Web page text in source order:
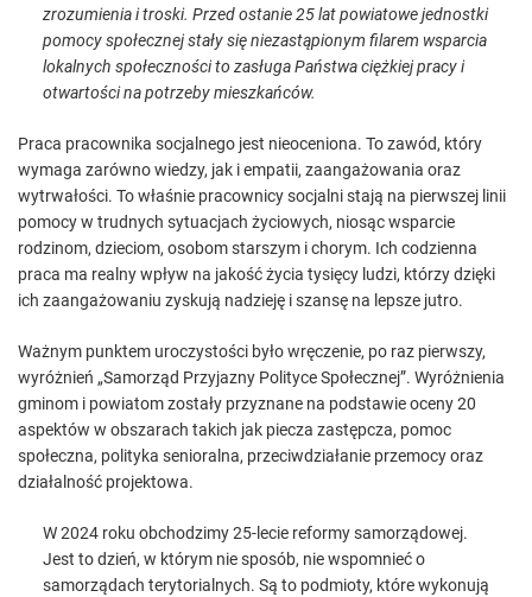
zrozumienia i troski. Przed ostanie 25 lat powiatowe jednostki
pomocy społecznej stały się niezastąpionym filarem wsparcia
lokalnych społeczności to zasługa Państwa ciężkiej pracy i
otwartości na potrzeby mieszkańców.
Praca pracownika socjalnego jest nieoceniona. To zawód, który
wymaga zarówno wiedzy, jak i empatii, zaangażowania oraz
wytrwałości. To właśnie pracownicy socjalni stają na pierwszej linii
pomocy w trudnych sytuacjach życiowych, niosąc wsparcie
rodzinom, dzieciom, osobom starszym i chorym. Ich codzienna
praca ma realny wpływ na jakość życia tysięcy ludzi, którzy dzięki
ich zaangażowaniu zyskują nadzieję i szansę na lepsze jutro.
Ważnym punktem uroczystości było wręczenie, po raz pierwszy,
wyróżnień „Samorząd Przyjazny Polityce Społecznej”. Wyróżnienia
gminom i powiatom zostały przyznane na podstawie oceny 20
aspektów w obszarach takich jak piecza zastępcza, pomoc
społeczna, polityka senioralna, przeciwdziałanie przemocy oraz
działalność projektowa.
W 2024 roku obchodzimy 25-lecie reformy samorządowej.
Jest to dzień, w którym nie sposób, nie wspomnieć o
samorządach terytorialnych. Są to podmioty, które wykonują